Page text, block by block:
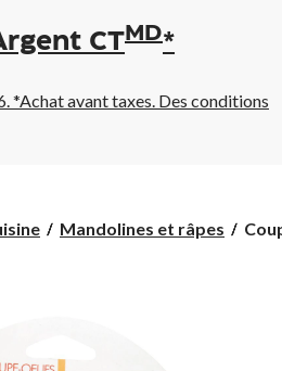
CT MD*
*Achat avant taxes. Des conditions
Mandolines et râpes